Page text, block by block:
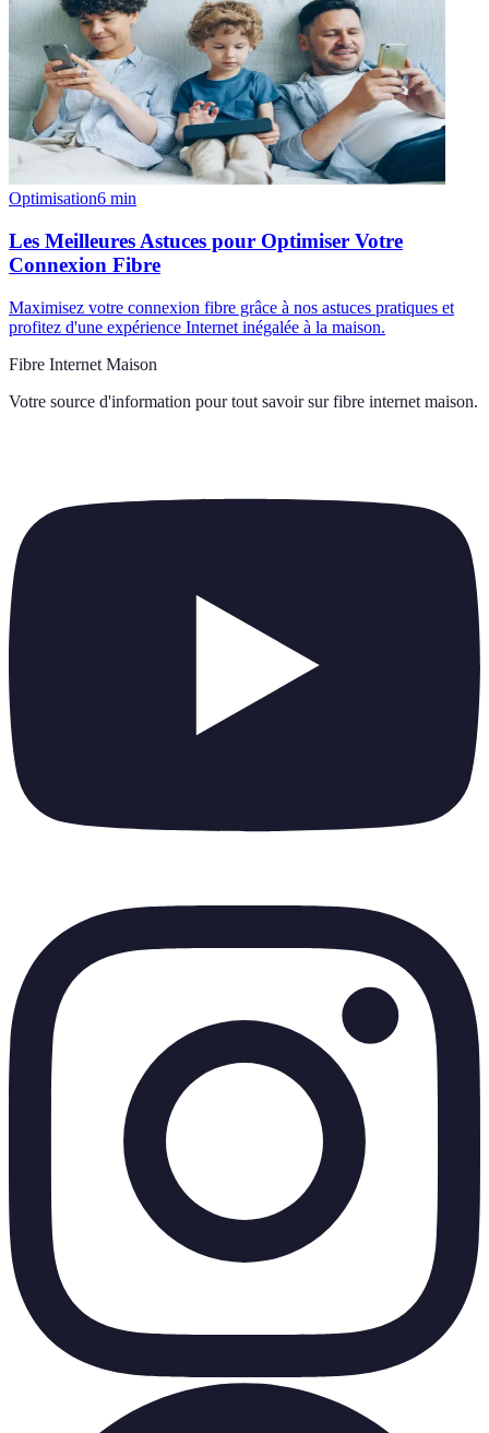
Optimisation6 min
Les Meilleures Astuces pour Optimiser Votre
Connexion Fibre
Maximisez votre connexion fibre grâce à nos astuces pratiques et
profitez d'une expérience Internet inégalée à la maison.
Fibre Internet Maison
Votre source d'information pour tout savoir sur fibre internet maison.